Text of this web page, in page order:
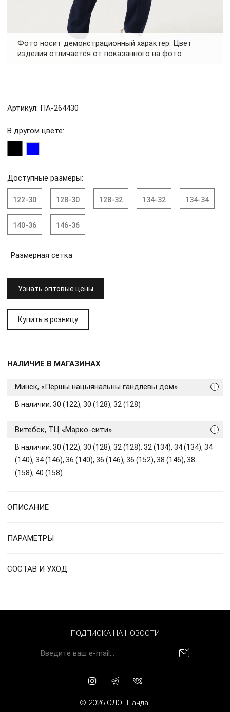
Фото носит демонстрационный характер. Цвет
изделия отличается от показанного на фото.
Артикул: ПА-264430
В другом цвете:
Доступные размеры:
122-30 128-30 128-32 134-32 134-34
140-36 146-36
Размерная сетка
Узнать оптовые цены
Купить в розницу
НАЛИЧИЕ В МАГАЗИНАХ
i
Минск, «Першы нацыянальны гандлевы дом»
В наличии: 30 (122), 30 (128), 32 (128)
i
Витебск, ТЦ «Марко-сити»
В наличии: 30 (122), 30 (128), 32 (128), 32 (134), 34 (134), 34
(140), 34 (146), 36 (140), 36 (146), 36 (152), 38 (146), 38
(158), 40 (158)
ОПИСАНИЕ
ПАРАМЕТРЫ
СОСТАВ И УХОД
© 2026 ОДО "Панда"
ПОДПИСКА НА НОВОСТИ